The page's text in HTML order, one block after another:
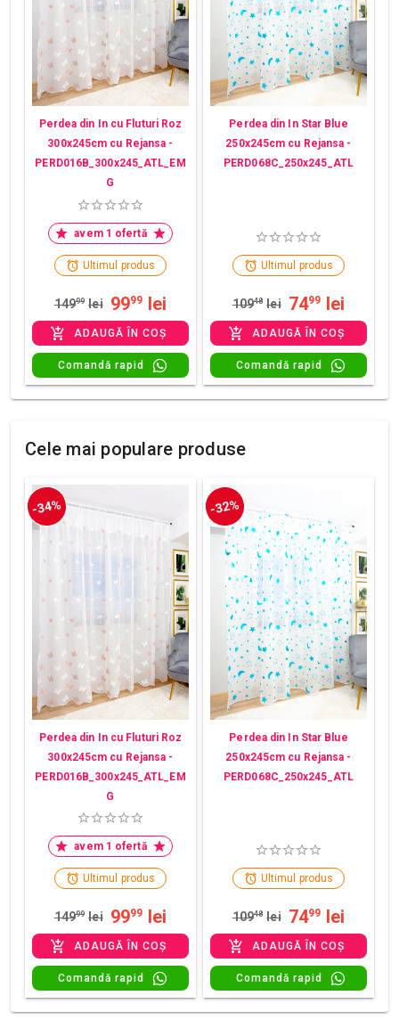
Perdea din In cu Fluturi Roz
300x245cm cu Rejansa -
PERD016B_300x245_ATL_EM
G
avem 1 ofertă
Ultimul produs
14999 lei 9999 lei
ADAUGĂ ÎN COȘ
Comandă rapid
Perdea din In Star Blue
250x245cm cu Rejansa -
PERD068C_250x245_ATL
Ultimul produs
10948 lei 7499 lei
ADAUGĂ ÎN COȘ
Comandă rapid
Cele mai populare produse
-34%
Perdea din In cu Fluturi Roz
300x245cm cu Rejansa -
PERD016B_300x245_ATL_EM
G
avem 1 ofertă
Ultimul produs
14999 lei 9999 lei
ADAUGĂ ÎN COȘ
Comandă rapid
-32%
Perdea din In Star Blue
250x245cm cu Rejansa -
PERD068C_250x245_ATL
Ultimul produs
10948 lei 7499 lei
ADAUGĂ ÎN COȘ
Comandă rapid